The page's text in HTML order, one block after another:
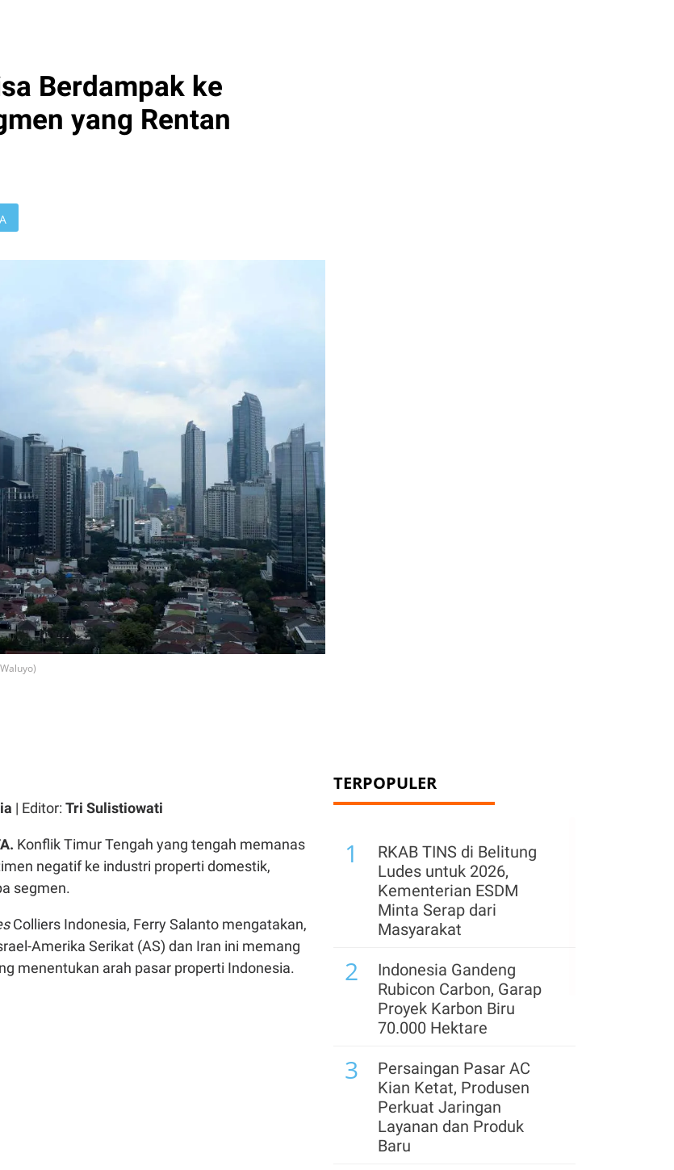
Berdampak ke
yang Rentan
| Editor: Tri Sulistiowati
Konflik Timur Tengah yang tengah memanas
negatif ke industri properti domestik,
segmen.
Colliers Indonesia, Ferry Salanto mengatakan,
Amerika Serikat (AS) dan Iran ini memang
menentukan arah pasar properti Indonesia.
TERPOPULER
1
RKAB TINS di Belitung
Ludes untuk 2026,
Kementerian ESDM
Minta Serap dari
Masyarakat
2
Indonesia Gandeng
Rubicon Carbon, Garap
Proyek Karbon Biru
70.000 Hektare
3
Persaingan Pasar AC
Kian Ketat, Produsen
Perkuat Jaringan
Layanan dan Produk
Baru